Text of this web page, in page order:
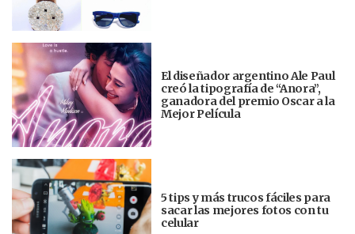
El diseñador argentino Ale Paul
creó la tipografía de “Anora”,
ganadora del premio Oscar a la
Mejor Película
5 tips y más trucos fáciles para
sacar las mejores fotos con tu
celular